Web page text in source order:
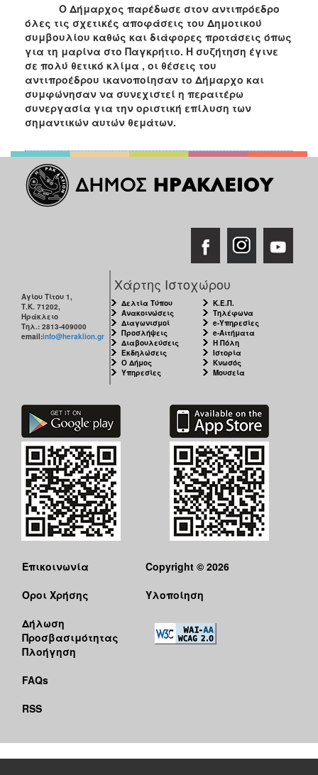
Ο Δήμαρχος παρέδωσε στον αντιπρόεδρο
όλες τις σχετικές αποφάσεις του Δημοτικού
συμβουλίου καθώς και διάφορες προτάσεις όπως
για τη μαρίνα στο Παγκρήτιο. Η συζήτηση έγινε
σε πολύ θετικό κλίμα , οι θέσεις του
αντιπροέδρου ικανοποίησαν το Δήμαρχο και
συμφώνησαν να συνεχιστεί η περαιτέρω
συνεργασία για την οριστική επίλυση των
σημαντικών αυτών θεμάτων.
Αγίου Τίτου 1,
Τ.Κ. 71202,
Ηράκλειο
Τηλ.: 2813-409000
email:info@heraklion.gr
Χάρτης Ιστοχώρου
Δελτία Τύπου
Ανακοινώσεις
Διαγωνισμοί
Προσλήψεις
Διαβουλεύσεις
Εκδηλώσεις
Ο Δήμος
Υπηρεσίες
Κ.Ε.Π.
Τηλέφωνα
e-Υπηρεσίες
e-Αιτήματα
Η Πόλη
Ιστορία
Κνωσός
Μουσεία
Επικοινωνία
Όροι Χρήσης
Δήλωση
Προσβασιμότητας
Πλοήγηση
FAQs
RSS
Copyright © 2026
Υλοποίηση